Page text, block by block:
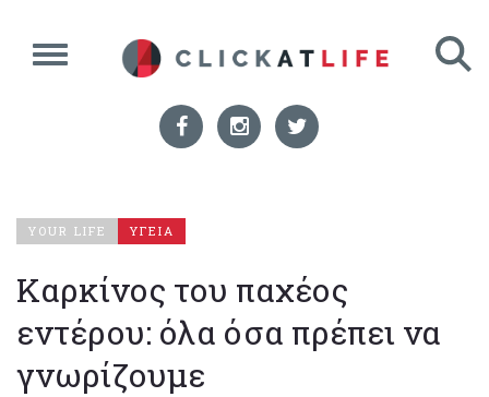
YOUR LIFE ΥΓΕΙΑ
Καρκίνος του παχέος
εντέρου: όλα όσα πρέπει να
γνωρίζουμε